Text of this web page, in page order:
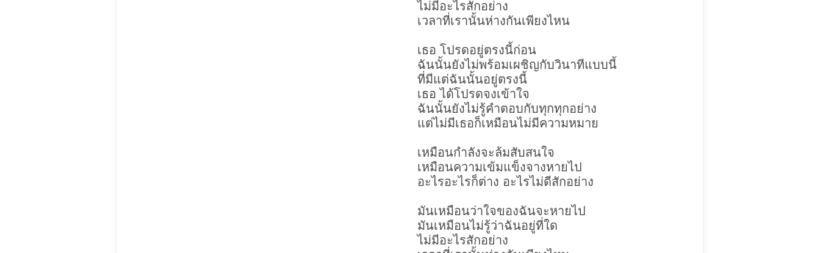
ไม่มีอะไรสักอย่าง
เวลาที่เรานั้นห่างกันเพียงไหน
เธอ โปรดอยู่ตรงนี้ก่อน
ฉันนั้นยังไม่พร้อมเผชิญกับวินาทีแบบนี้
ที่มีแต่ฉันนั้นอยู่ตรงนี้
เธอ ได้โปรดจงเข้าใจ
ฉันนั้นยังไม่รู้คำตอบกับทุกทุกอย่าง
แต่ไม่มีเธอก็เหมือนไม่มีความหมาย
เหมือนกำลังจะล้มสับสนใจ
เหมือนความเข้มแข็งจางหายไป
อะไรอะไรก็ต่าง อะไรไม่ดีสักอย่าง
มันเหมือนว่าใจของฉันจะหายไป
มันเหมือนไม่รู้ว่าฉันอยู่ที่ใด
ไม่มีอะไรสักอย่าง